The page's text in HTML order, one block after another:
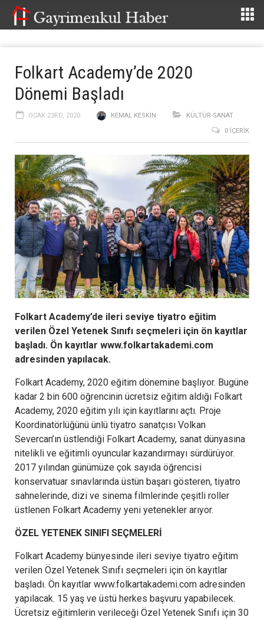
Folkart Academy’de 2020
Dönemi Başladı
OCAK 23RD, 2020 KEMAL KESKIN
KÜLTÜR-SANAT
0 İÇERIK
Folkart Academy’de ileri seviye tiyatro eğitim
verilen Özel Yetenek Sınıfı seçmeleri için ön kayıtlar
başladı. Ön kayıtlar www.folkartakademi.com
adresinden yapılacak.
Folkart Academy, 2020 eğitim dönemine başlıyor. Bugüne
kadar 2 bin 600 öğrencinin ücretsiz eğitim aldığı Folkart
Academy, 2020 eğitim yılı için kayıtlarını açtı. Proje
Koordinatörlüğünü ünlü tiyatro sanatçısı Volkan
Severcan’ın üstlendiği Folkart Academy, sanat dünyasına
nitelikli ve eğitimli oyuncular kazandırmayı sürdürüyor.
2017 yılından günümüze çok sayıda öğrencisi
konservatuar sınavlarında üstün başarı gösteren, tiyatro
sahnelerinde, dizi ve sinema filmlerinde çeşitli roller
üstlenen Folkart Academy yeni yetenekler arıyor.
ÖZEL YETENEK SINIFI SEÇMELERİ
Folkart Academy bünyesinde ileri seviye tiyatro eğitim
verilen Özel Yetenek Sınıfı seçmeleri için ön kayıtlar
başladı. Ön kayıtlar www.folkartakademi.com adresinden
yapılacak. 15 yaş ve üstü herkes başvuru yapabilecek.
Ücretsiz eğitimlerin verileceği Özel Yetenek Sınıfı için 30